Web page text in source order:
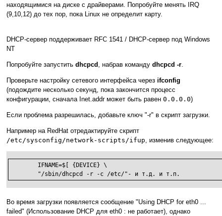
находящимися на диске с драйверами. Попробуйте менять IRQ
(9,10,12) до тех пор, пока Linux не определит карту.
DHCP-сервер поддерживает RFC 1541 / DHCP-сервер под Windows
NT
Попробуйте запустить dhcpcd , набрав команду dhcpcd -r
Проверьте настройку сетевого интерфейса через ifconfig
(подождите несколько секунд, пока закончится процесс
конфигурации, сначала Inet.addr может быть равен 0.0.0.0)
Если проблема разрешилась, добавьте ключ "-r" в скрипт загрузки.
Например на RedHat отредактируйте скрипт
/etc/sysconfig/network-scripts/ifup , изменив следующее:
        IFNAME=$[ {DEVICE} \
        "/sbin/dhcpcd -r -c /etc/"- и т.д. и т.п.
Во время загрузки появляется сообщение "Using DHCP for eth0 ...
failed" (Использование DHCP для eth0 : не работает), однако